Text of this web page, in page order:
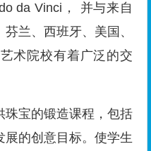
da Vinci， 并与来自
兰、西班牙、美国、
术院校有着广泛的交
珠宝的锻造课程，包括
的创意目标。使学生